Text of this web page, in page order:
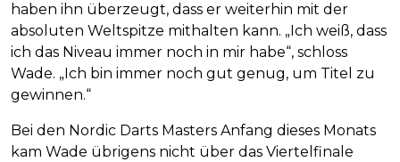
haben ihn überzeugt, dass er weiterhin mit der
absoluten Weltspitze mithalten kann. „Ich weiß, dass
ich das Niveau immer noch in mir habe“, schloss
Wade. „Ich bin immer noch gut genug, um Titel zu
gewinnen.“
Bei den Nordic Darts Masters Anfang dieses Monats
kam Wade übrigens nicht über das Viertelfinale